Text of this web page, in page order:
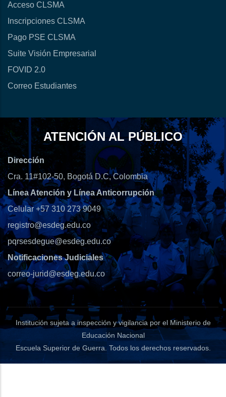
Acceso CLSMA
Inscripciones CLSMA
Pago PSE CLSMA
Suite Visión Empresarial
FOVID 2.0
Correo Estudiantes
ATENCIÓN AL PÚBLICO
Dirección
Cra. 11#102-50, Bogotá D.C, Colombia
Línea Atención y Línea Anticorrupción
Celular +57 310 273 9049
registro@esdeg.edu.co
pqrsesdegue@esdeg.edu.co
Notificaciones Judiciales
correo-jurid@esdeg.edu.co
Institución sujeta a inspección y vigilancia por el Ministerio de
Educación Nacional
Escuela Superior de Guerra. Todos los derechos reservados.